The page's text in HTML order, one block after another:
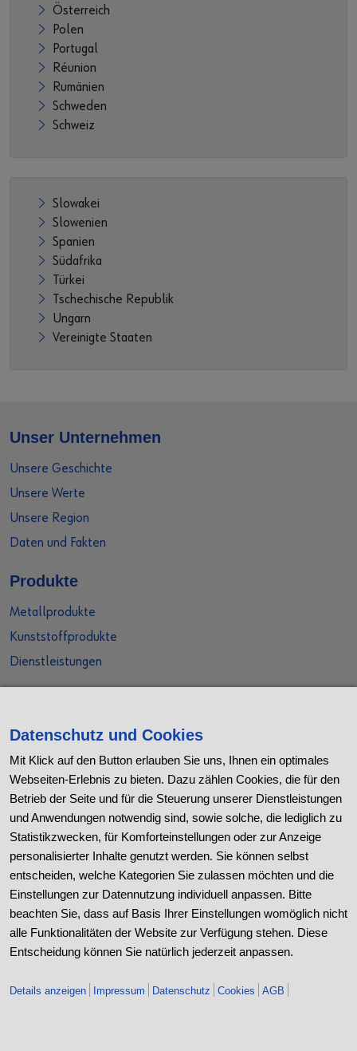
Österreich
Polen
Portugal
Réunion
Rumänien
Schweden
Schweiz
Slowakei
Slowenien
Spanien
Südafrika
Türkei
Tschechische Republik
Ungarn
Vereinigte Staaten
Unser Unternehmen
Unsere Geschichte
Unsere Werte
Unsere Region
Daten und Fakten
Produkte
Metallprodukte
Kunststoffprodukte
Dienstleistungen
Xing
LinkedIn
Facebook
Instagram
Youtube
Kununu
Kontakt
06536 Berga
+49 (0) 34651 2988-0
Datenschutz und Cookies
Mit Klick auf den Button erlauben Sie uns, Ihnen ein optimales
Webseiten-Erlebnis zu bieten. Dazu zählen Cookies, die für den
Betrieb der Seite und für die Steuerung unserer Dienstleistungen
und Anwendungen notwendig sind, sowie solche, die lediglich zu
Statistikzwecken, für Komforteinstellungen oder zur Anzeige
personalisierter Inhalte genutzt werden. Sie können selbst
entscheiden, welche Kategorien Sie zulassen möchten und die
Einstellungen zur Datennutzung individuell anpassen. Bitte
beachten Sie, dass auf Basis Ihrer Einstellungen womöglich nicht
alle Funktionalitäten der Website zur Verfügung stehen. Diese
Entscheidung können Sie natürlich jederzeit anpassen.
Details anzeigen Impressum Datenschutz Cookies AGB